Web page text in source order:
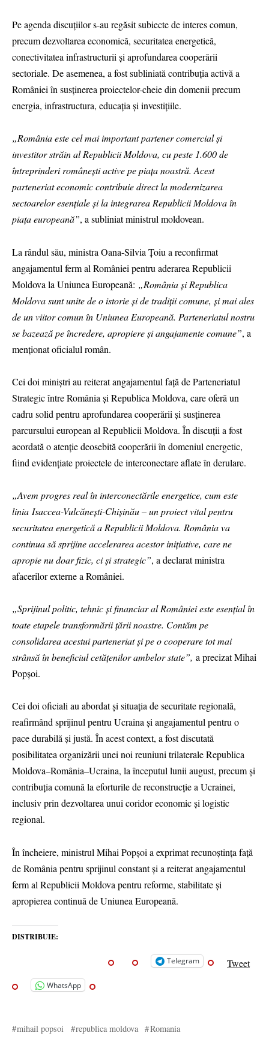
Pe agenda discuțiilor s-au regăsit subiecte de interes comun,
precum dezvoltarea economică, securitatea energetică,
conectivitatea infrastructurii și aprofundarea cooperării
sectoriale. De asemenea, a fost subliniată contribuția activă a
României în susținerea proiectelor-cheie din domenii precum
energia, infrastructura, educația și investițiile.
„România este cel mai important partener comercial și
investitor străin al Republicii Moldova, cu peste 1.600 de
întreprinderi românești active pe piața noastră. Acest
parteneriat economic contribuie direct la modernizarea
sectoarelor esențiale și la integrarea Republicii Moldova în
piața europeană”, a subliniat ministrul moldovean.
La rândul său, ministra Oana-Silvia Țoiu a reconfirmat
angajamentul ferm al României pentru aderarea Republicii
Moldova la Uniunea Europeană: „România și Republica
Moldova sunt unite de o istorie și de tradiții comune, și mai ales
de un viitor comun în Uniunea Europeană. Parteneriatul nostru
se bazează pe încredere, apropiere și angajamente comune”, a
menționat oficialul român.
Cei doi miniștri au reiterat angajamentul față de Parteneriatul
Strategic între România și Republica Moldova, care oferă un
cadru solid pentru aprofundarea cooperării și susținerea
parcursului european al Republicii Moldova. În discuții a fost
acordată o atenție deosebită cooperării în domeniul energetic,
fiind evidențiate proiectele de interconectare aflate în derulare.
„Avem progres real în interconectările energetice, cum este
linia Isaccea-Vulcănești-Chișinău – un proiect vital pentru
securitatea energetică a Republicii Moldova. România va
continua să sprijine accelerarea acestor inițiative, care ne
apropie nu doar fizic, ci și strategic”, a declarat ministra
afacerilor externe a României.
„Sprijinul politic, tehnic și financiar al României este esențial în
toate etapele transformării țării noastre. Contăm pe
consolidarea acestui parteneriat și pe o cooperare tot mai
strânsă în beneficiul cetățenilor ambelor state”, a precizat Mihai
Popșoi.
Cei doi oficiali au abordat și situația de securitate regională,
reafirmând sprijinul pentru Ucraina și angajamentul pentru o
pace durabilă și justă. În acest context, a fost discutată
posibilitatea organizării unei noi reuniuni trilaterale Republica
Moldova–România–Ucraina, la începutul lunii august, precum și
contribuția comună la eforturile de reconstrucție a Ucrainei,
inclusiv prin dezvoltarea unui coridor economic și logistic
regional.
În încheiere, ministrul Mihai Popșoi a exprimat recunoștința față
de România pentru sprijinul constant și a reiterat angajamentul
ferm al Republicii Moldova pentru reforme, stabilitate și
apropierea continuă de Uniunea Europeană.
DISTRIBUIE:
Telegram Tweet
WhatsApp
mihail popsoi republica moldova Romania